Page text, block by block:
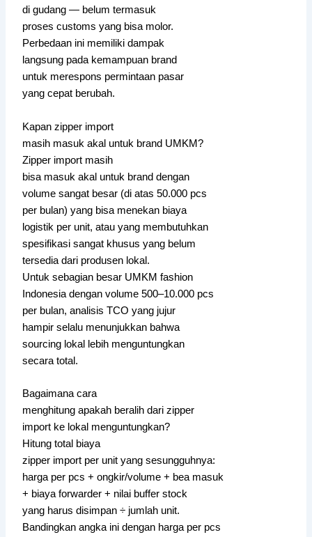
di gudang — belum termasuk
proses customs yang bisa molor.
Perbedaan ini memiliki dampak
langsung pada kemampuan brand
untuk merespons permintaan pasar
yang cepat berubah.
Kapan zipper import
masih masuk akal untuk brand UMKM?
Zipper import masih
bisa masuk akal untuk brand dengan
volume sangat besar (di atas 50.000 pcs
per bulan) yang bisa menekan biaya
logistik per unit, atau yang membutuhkan
spesifikasi sangat khusus yang belum
tersedia dari produsen lokal.
Untuk sebagian besar UMKM fashion
Indonesia dengan volume 500–10.000 pcs
per bulan, analisis TCO yang jujur
hampir selalu menunjukkan bahwa
sourcing lokal lebih menguntungkan
secara total.
Bagaimana cara
menghitung apakah beralih dari zipper
import ke lokal menguntungkan?
Hitung total biaya
zipper import per unit yang sesungguhnya:
harga per pcs + ongkir/volume + bea masuk
+ biaya forwarder + nilai buffer stock
yang harus disimpan ÷ jumlah unit.
Bandingkan angka ini dengan harga per pcs